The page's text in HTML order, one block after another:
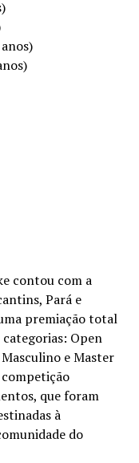
contou com a
Pará e
premiação total
Open
e Master
que foram
à
do